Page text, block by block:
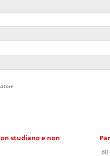
studiano e non
60